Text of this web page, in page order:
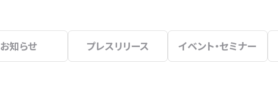
お知らせ プレスリリース イベント・セミナー